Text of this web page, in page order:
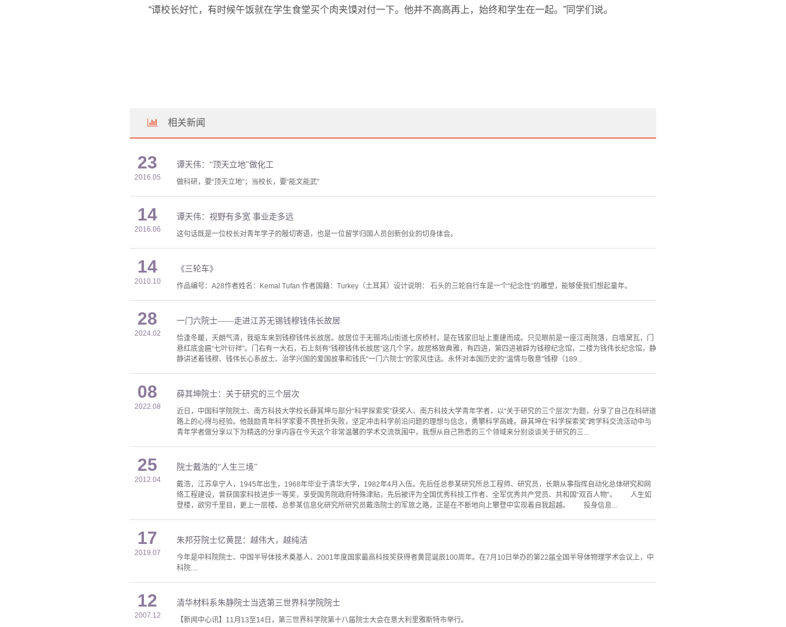
“谭校长好忙，有时候午饭就在学生食堂买个肉夹馍对付一下。他并不高高再上，始终和学生在一起。”同学们说。
相关新闻
23
2016.05
谭天伟：“顶天立地”做化工
做科研，要“顶天立地”；当校长，要“能文能武”
14
2016.06
谭天伟：视野有多宽 事业走多远
这句话既是一位校长对青年学子的殷切寄语，也是一位留学归国人员创新创业的切身体会。
14
2010.10
《三轮车》
作品编号：A28作者姓名：Kemal Tufan 作者国籍：Turkey（土耳其）设计说明： 石头的三轮自行车是一个“纪念性”的雕塑，能够使我们想起童年。
28
2024.02
一门六院士——走进江苏无锡钱穆钱伟长故居
恰逢冬暖，天朗气清，我驱车来到钱穆钱伟长故居。故居位于无锡鸿山街道七房桥村，是在钱家旧址上重建而成。只见眼前是一座江南院落，白墙黛瓦，门
悬红底金匾“七叶衍祥”。门右有一大石，石上刻有“钱穆钱伟长故居”这几个字。故居格致典雅，有四进，第四进被辟为钱穆纪念馆，二楼为钱伟长纪念馆，静
静讲述着钱穆、钱伟长心系故土、治学兴国的爱国故事和钱氏“一门六院士”的家风佳话。永怀对本国历史的“温情与敬意”钱穆（189...
08
2022.08
薛其坤院士：关于研究的三个层次
近日，中国科学院院士、南方科技大学校长薛其坤与部分“科学探索奖”获奖人、南方科技大学青年学者，以“关于研究的三个层次”为题，分享了自己在科研道
路上的心得与经验。他鼓励青年科学家要不畏挫折失败，坚定冲击科学前沿问题的理想与信念，勇攀科学高峰。薛其坤在“科学探索奖”跨学科交流活动中与
青年学者做分享以下为精选的分享内容在今天这个非常温馨的学术交流氛围中，我想从自己熟悉的三个领域来分别谈谈关于研究的三...
25
2012.04
院士戴浩的“人生三境”
戴浩，江苏阜宁人，1945年出生，1968年毕业于清华大学，1982年4月入伍。先后任总参某研究所总工程师、研究员，长期从事指挥自动化总体研究和网
络工程建设，曾获国家科技进步一等奖，享受国务院政府特殊津贴，先后被评为全国优秀科技工作者、全军优秀共产党员、共和国“双百人物”。 人生如
登楼，欲穷千里目，更上一层楼。总参某信息化研究所研究员戴浩院士的军旅之路，正是在不断地向上攀登中实现着自我超越。 投身信息...
17
2019.07
朱邦芬院士忆黄昆：越伟大，越纯洁
今年是中科院院士、中国半导体技术奠基人、2001年度国家最高科技奖获得者黄昆诞辰100周年。在7月10日举办的第22届全国半导体物理学术会议上，中
科院....
12
2007.12
清华材料系朱静院士当选第三世界科学院院士
【新闻中心讯】11月13至14日，第三世界科学院第十八届院士大会在意大利里雅斯特市举行。